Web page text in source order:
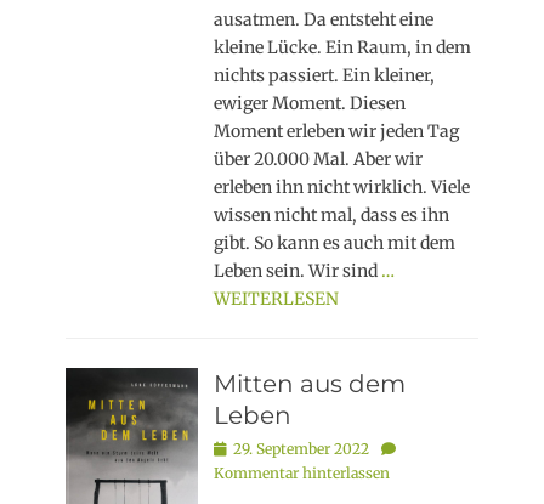
ausatmen. Da entsteht eine
kleine Lücke. Ein Raum, in dem
nichts passiert. Ein kleiner,
ewiger Moment. Diesen
Moment erleben wir jeden Tag
über 20.000 Mal. Aber wir
erleben ihn nicht wirklich. Viele
wissen nicht mal, dass es ihn
gibt. So kann es auch mit dem
Leben sein. Wir sind …
WEITERLESEN
Mitten aus dem
Leben
Posted
on
29. September 2022
Kommentar hinterlassen